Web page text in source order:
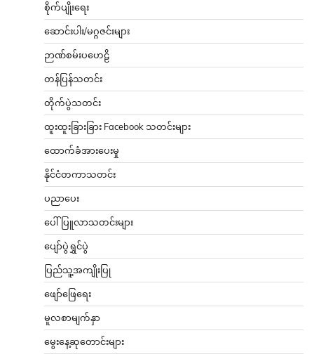
စိုက်ပျိုးရေး
ဆောင်းပါး/မဂ္ဂဇင်းများ
ဉာဏ်စမ်းပဟေဠိ
တန်ပြန်သတင်း
တိုက်ပွဲသတင်း
ထူးထူးခြားခြား Facebook သတင်းများ
ထောက်ခံအားပေးမှု
နိုင်ငံတကာသတင်း
ပညာပေး
ပေါ်ပြူလာသတင်းများ
ပျော်ပွဲရွှင်ပွဲ
ပြည်သူ့အကျိုးပြု
ဖျော်ဖြေရေး
မူလစာမျက်နှာ
မွေးနေ့ဆုတောင်းများ